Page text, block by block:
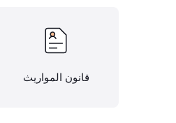
قانون المواريث